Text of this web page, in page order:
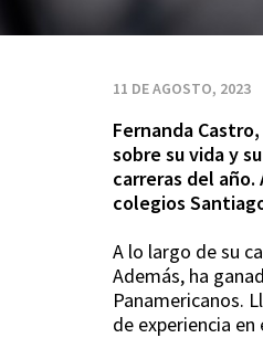
parques
Outlife11 DE AGOSTO, 2023
Fernanda
sobre su vida y
carreras del año.
colegios
A lo largo de su
Además, ha
Panamericanos.
de experiencia